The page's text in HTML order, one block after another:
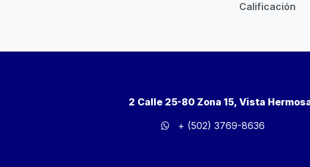
Calificación
2 Calle 25-80 Zona 15, Vista
+ (502) 3769-8636